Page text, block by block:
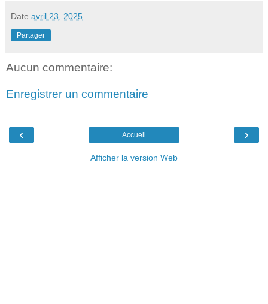
Date avril 23, 2025
Partager
Aucun commentaire:
Enregistrer un commentaire
‹ ›
Accueil
Afficher la version Web